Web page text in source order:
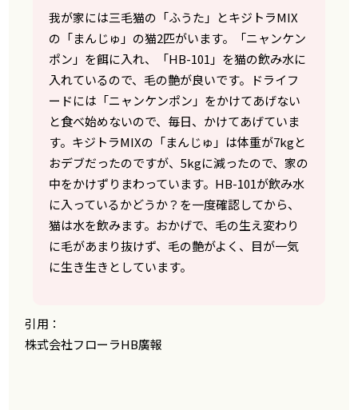
我が家には三毛猫の「ふうた」とキジトラMIX
の「まんじゅ」の猫2匹がいます。「ニャンケン
ポン」を餌に入れ、「HB-101」を猫の飲み水に
入れているので、毛の艶が良いです。ドライフ
ードには「ニャンケンポン」をかけてあげない
と食べ始めないので、毎日、かけてあげていま
す。キジトラMIXの「まんじゅ」は体重が7kgと
おデブだったのですが、5kgに減ったので、家の
中をかけずりまわっています。HB-101が飲み水
に入っているかどうか？を一度確認してから、
猫は水を飲みます。おかげで、毛の生え変わり
に毛があまり抜けず、毛の艶がよく、目が一気
に生き生きとしています。
引用：
株式会社フローラHB廣報